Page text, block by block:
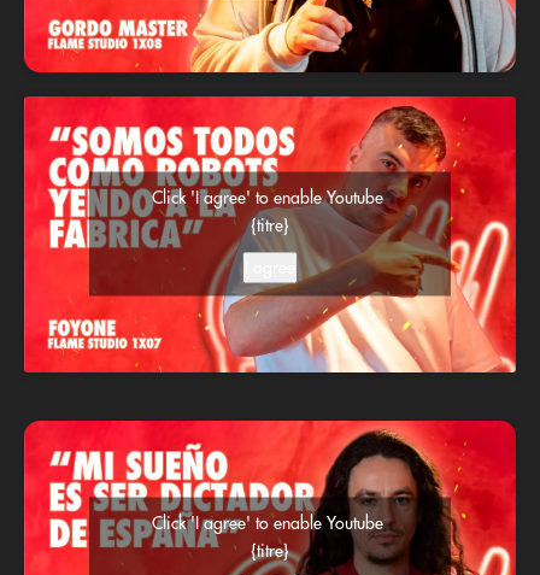
Click 'I agree' to enable Youtube
{titre}
Click 'I agree' to enable Youtube
{titre}